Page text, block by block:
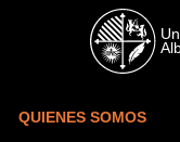
Skip to main content
QUIENES SOMOS